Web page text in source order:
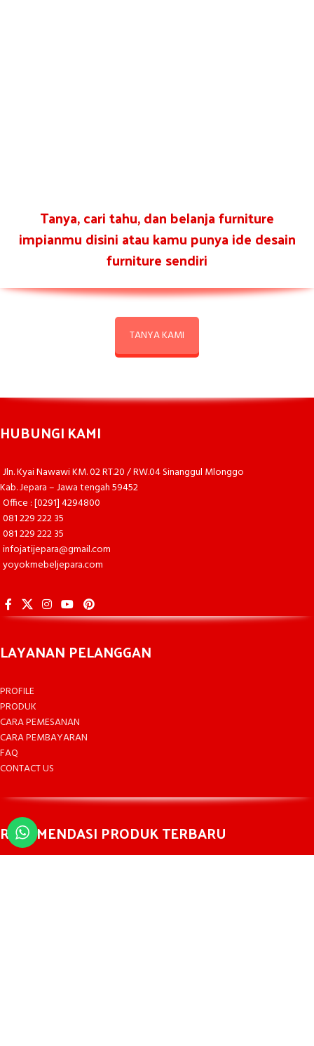
Tanya, cari tahu, dan belanja furniture
impianmu disini atau kamu punya ide desain
furniture sendiri
TANYA KAMI
HUBUNGI KAMI
Jln. Kyai Nawawi KM. 02 RT.20 / RW.04 Sinanggul Mlonggo
Kab. Jepara – Jawa tengah 59452
Office : [0291] 4294800
081 229 222 35
081 229 222 35
infojatijepara@gmail.com
yoyokmebeljepara.com
LAYANAN PELANGGAN
PROFILE
PRODUK
CARA PEMESANAN
CARA PEMBAYARAN
FAQ
CONTACT US
REKOMENDASI PRODUK TERBARU